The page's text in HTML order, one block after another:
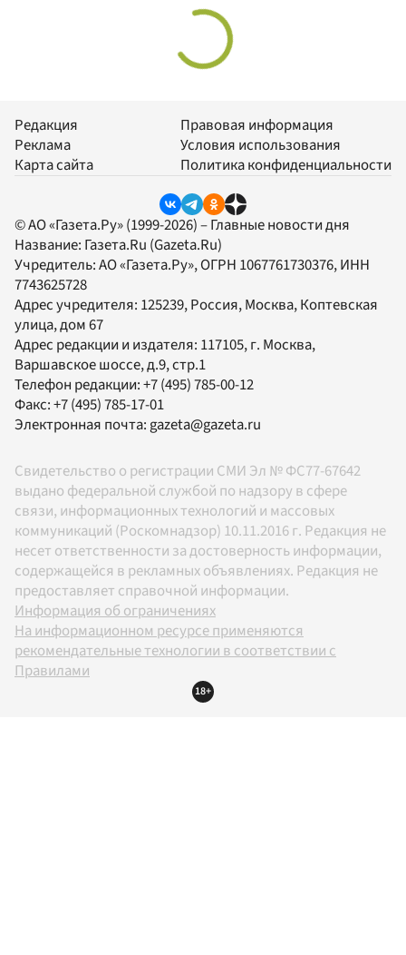
Редакция
Реклама
Карта сайта
Правовая информация
Условия использования
Политика конфиденциальности
© АО «Газета.Ру» (1999-2026) – Главные новости дня
Название: Газета.Ru (Gazeta.Ru)
Учредитель:АО «Газета.Ру», ОГРН 1067761730376, ИНН
7743625728
Адрес учредителя: 125239, Россия, Москва, Коптевская
улица, дом 67
Адрес редакции и издателя: 117105, г. Москва,
Варшавское шоссе, д.9, стр.1
Телефон редакции:+7 (495) 785-00-12
Факс:+7 (495) 785-17-01
Электронная почта:gazeta@gazeta.ru
Свидетельство о регистрации СМИ Эл № ФС77-67642
выдано федеральной службой по надзору в сфере
связи, информационных технологий и массовых
коммуникаций (Роскомнадзор) 10.11.2016 г. Редакция не
несет ответственности за достоверность информации,
содержащейся в рекламных объявлениях. Редакция не
предоставляет справочной информации.
Информация об ограничениях
На информационном ресурсе применяются
рекомендательные технологии в соответствии с
Правилами
18+